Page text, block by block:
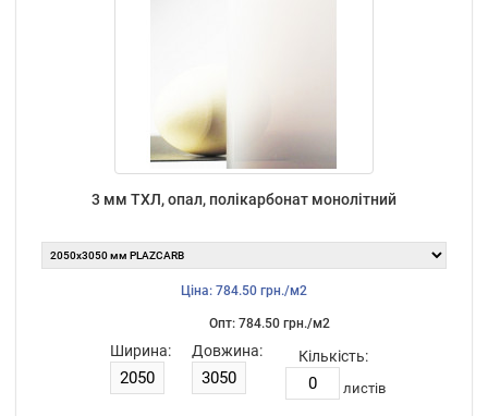
3 мм ТХЛ, опал, полікарбонат монолітний
Ціна: 784.50 грн./м2
Опт: 784.50 грн./м2
Ширина: Довжина: Кількість:
листiв